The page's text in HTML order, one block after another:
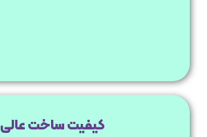
کیفیت ساخت عالی